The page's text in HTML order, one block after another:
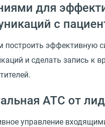
для
с
эффективную
и сделать запись к
АТС от
управление